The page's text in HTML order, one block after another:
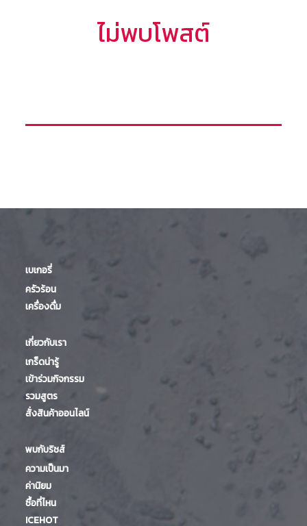
ไม่พบโพสต์
เบเกอรี่
ครัวร้อน
เครื่องดื่ม
เกี่ยวกับเรา
เกร็ดน่ารู้
เข้าร่วมกิจกรรม
รวมสูตร
สั่งสินค้าออนไลน์
พบกับริชส์
ความเป็นมา
ค่านิยม
ซื้อที่ไหน
ICEHOT